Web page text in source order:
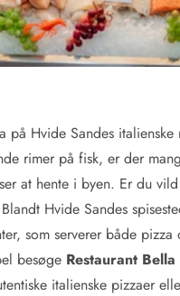
på Hvide Sandes italienske
rimer på fisk, er der
at hente i byen. Er du
Hvide Sandes
som serverer både pizza
besøge Restaurant
italienske pizzaer